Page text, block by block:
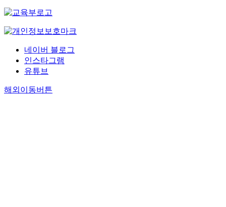
네이버 블로그
인스타그램
유튜브
해외이동버튼